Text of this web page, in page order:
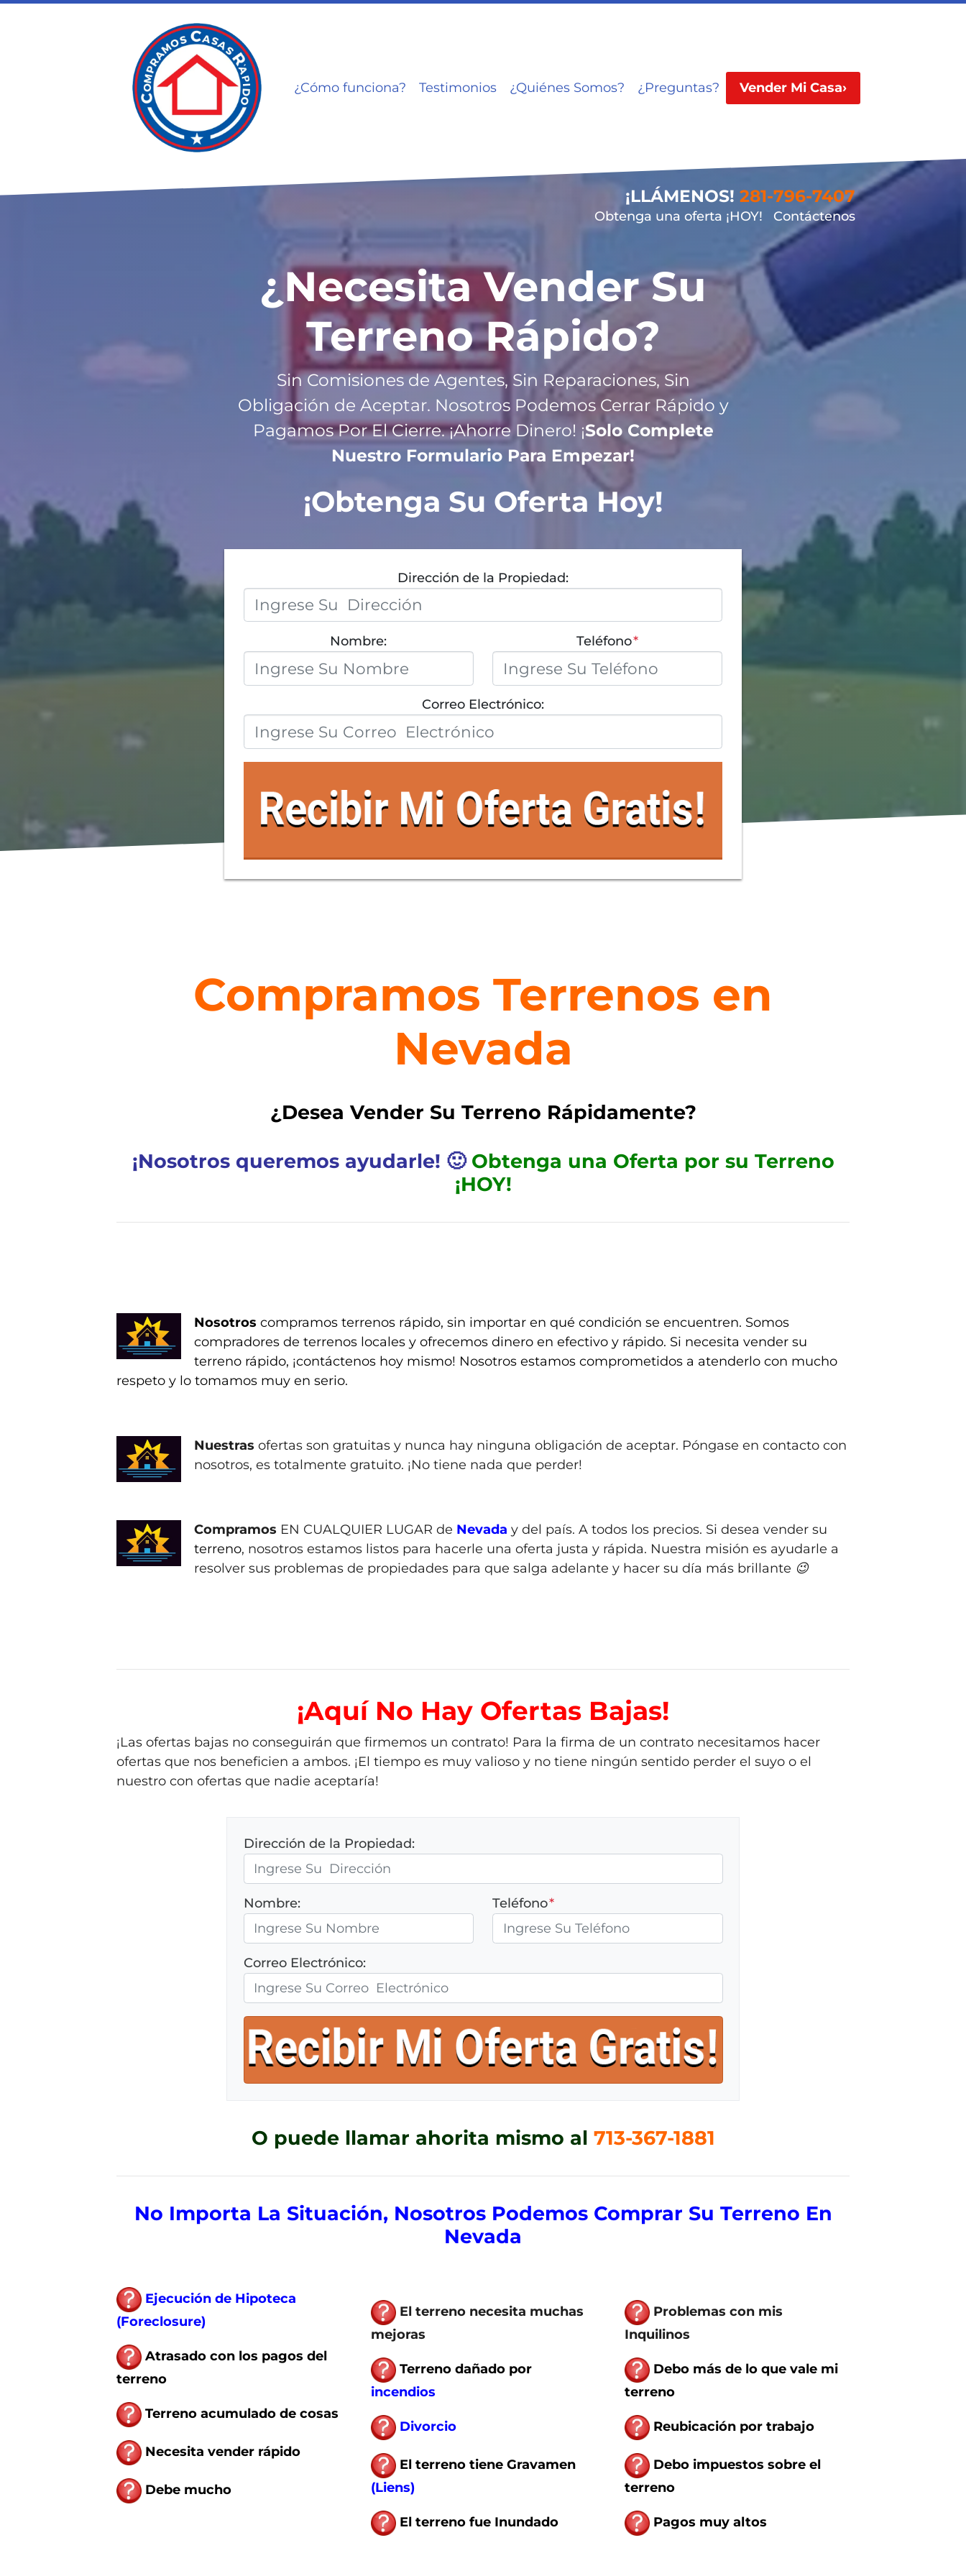
¿Cómo funciona? Testimonios ¿Quiénes Somos? ¿Preguntas? Vender Mi Casa›
¡LLÁMENOS! 281-796-7407
Obtenga una oferta ¡HOY! Contáctenos
¿Necesita Vender Su
Terreno Rápido?
Sin Comisiones de Agentes, Sin Reparaciones, Sin
Obligación de Aceptar. Nosotros Podemos Cerrar Rápido y
Pagamos Por El Cierre. ¡Ahorre Dinero! ¡Solo Complete
Nuestro Formulario Para Empezar!
¡Obtenga Su Oferta Hoy!
Dirección de la Propiedad:
Nombre: Teléfono*
Correo Electrónico:
Compramos Terrenos en
Nevada
¿Desea Vender Su Terreno Rápidamente?
¡Nosotros queremos ayudarle! 🙂 Obtenga una Oferta por su Terreno
¡HOY!
Nosotros compramos terrenos rápido, sin importar en qué condición se encuentren. Somos
compradores de terrenos locales y ofrecemos dinero en efectivo y rápido. Si necesita vender su
terreno rápido, ¡contáctenos hoy mismo! Nosotros estamos comprometidos a atenderlo con mucho
respeto y lo tomamos muy en serio.
Nuestras ofertas son gratuitas y nunca hay ninguna obligación de aceptar. Póngase en contacto con
nosotros, es totalmente gratuito. ¡No tiene nada que perder!
Compramos EN CUALQUIER LUGAR de Nevada y del país. A todos los precios. Si desea vender su
terreno, nosotros estamos listos para hacerle una oferta justa y rápida. Nuestra misión es ayudarle a
resolver sus problemas de propiedades para que salga adelante y hacer su día más brillante 😉
¡Aquí No Hay Ofertas Bajas!
¡Las ofertas bajas no conseguirán que firmemos un contrato! Para la firma de un contrato necesitamos hacer
ofertas que nos beneficien a ambos. ¡El tiempo es muy valioso y no tiene ningún sentido perder el suyo o el
nuestro con ofertas que nadie aceptaría!
Dirección de la Propiedad:
Nombre: Teléfono*
Correo Electrónico:
O puede llamar ahorita mismo al 713-367-1881
No Importa La Situación, Nosotros Podemos Comprar Su Terreno En
Nevada
Ejecución de Hipoteca
(Foreclosure)
Atrasado con los pagos del
terreno
Terreno acumulado de cosas
Necesita vender rápido
Debe mucho
El terreno necesita muchas
mejoras
Terreno dañado por
incendios
Divorcio
El terreno tiene Gravamen
(Liens)
El terreno fue Inundado
Problemas con mis
Inquilinos
Debo más de lo que vale mi
terreno
Reubicación por trabajo
Debo impuestos sobre el
terreno
Pagos muy altos